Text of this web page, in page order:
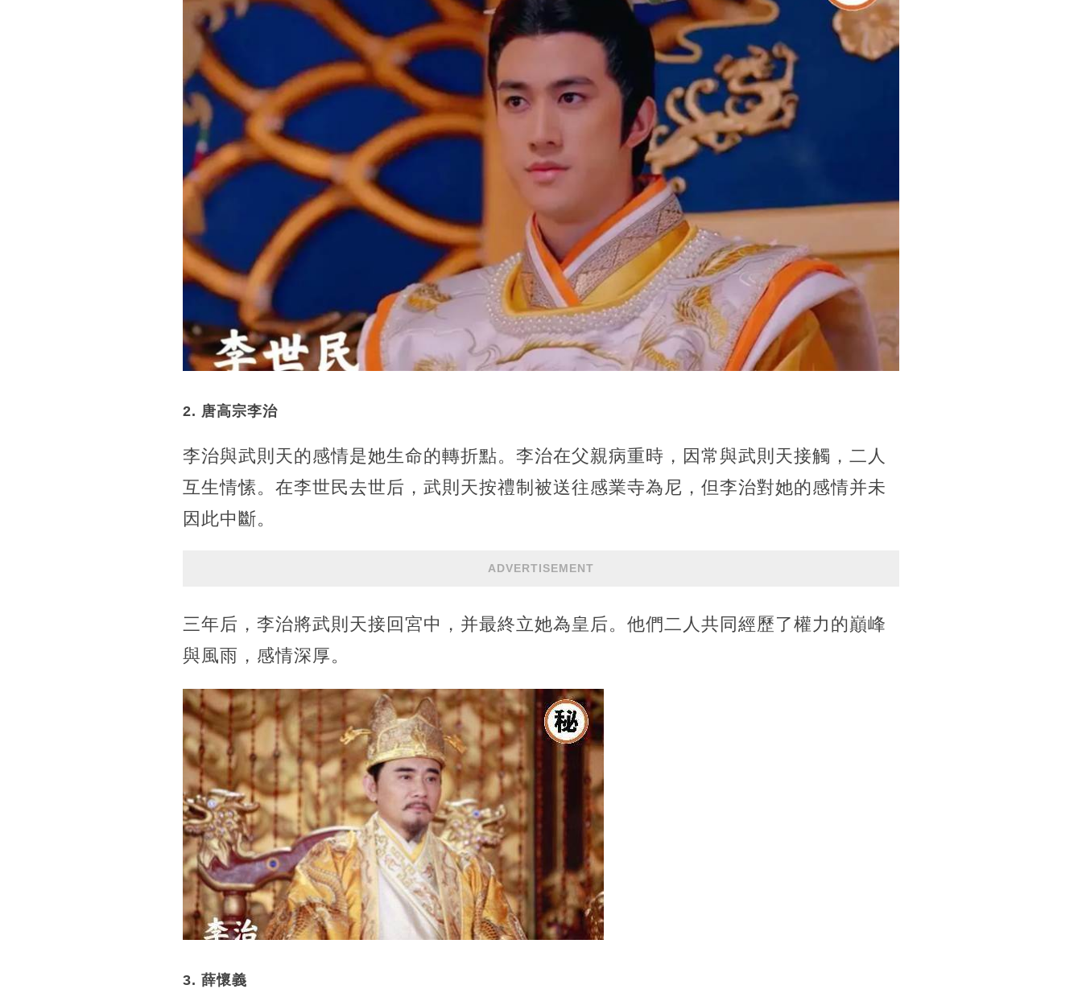
2. 唐高宗李治
李治與武則天的感情是她生命的轉折點。李治在父親病重時，因常與武則天接觸，二人
互生情愫。在李世民去世后，武則天按禮制被送往感業寺為尼，但李治對她的感情并未
因此中斷。
ADVERTISEMENT
三年后，李治將武則天接回宮中，并最終立她為皇后。他們二人共同經歷了權力的巔峰
與風雨，感情深厚。
3. 薛懷義